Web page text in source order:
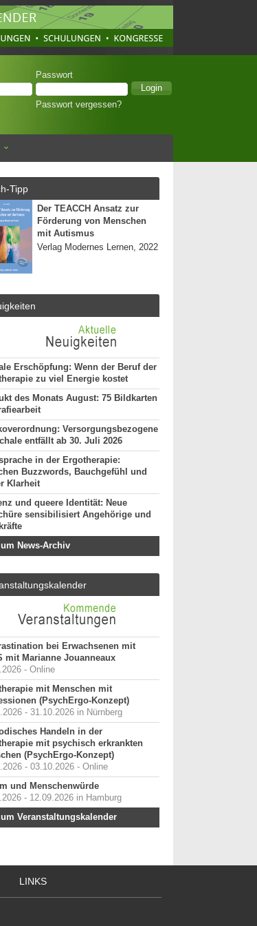
Passwort
Passwort vergessen?
Tipp
Der TEACCH Ansatz zur
Förderung von Menschen
mit Autismus
Verlag Modernes Lernen, 2022
Erschöpfung: Wenn der Beruf der
zu viel Energie kostet
des Monats August: 75 Bildkarten
Versorgungsbezogene
entfällt ab 30. Juli 2026
in der Ergotherapie:
Buzzwords, Bauchgefühl und
Klarheit
und queere Identität: Neue
sensibilisiert Angehörige und
News-Archiv
bei Erwachsenen mit
mit Marianne Jouanneaux
- Online
mit Menschen mit
(PsychErgo-Konzept)
- 31.10.2026 in Nürnberg
Handeln in der
mit psychisch erkrankten
(PsychErgo-Konzept)
- 03.10.2026 - Online
und Menschenwürde
- 12.09.2026 in Hamburg
Veranstaltungskalender
LINKS